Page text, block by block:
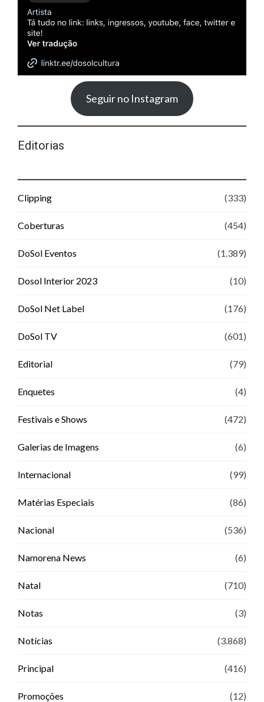
Seguir no Instagram
Editorias
Clipping (333)
Coberturas (454)
DoSol Eventos (1.389)
Dosol Interior 2023 (10)
DoSol Net Label (176)
DoSol TV (601)
Editorial (79)
Enquetes (4)
Festivais e Shows (472)
Galerias de Imagens (6)
Internacional (99)
Matérias Especiais (86)
Nacional (536)
Namorena News (6)
Natal (710)
Notas (3)
Notícias (3.868)
Principal (416)
Promoções (12)